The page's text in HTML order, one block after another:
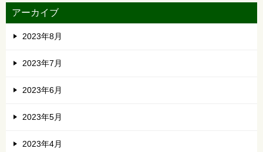
アーカイブ
2023年8月
2023年7月
2023年6月
2023年5月
2023年4月